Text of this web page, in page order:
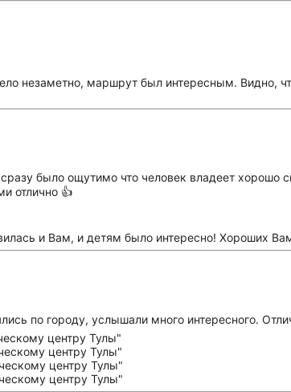
незаметно, маршрут был интересным. Видно,
было ощутимо что человек владеет
отлично 👍
и Вам, и детям было интересно! Хороших
по городу, услышали много интересного.